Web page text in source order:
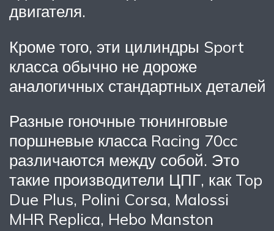
двигателя.
Кроме того, эти цилиндры Sport
класса обычно не дороже
аналогичных стандартных деталей
Разные гоночные тюнинговые
поршневые класса Racing 70cc
различаются между собой. Это
такие производители ЦПГ, как Top
Due Plus, Polini Corsa, Malossi
MHR Replica, Hebo Manston